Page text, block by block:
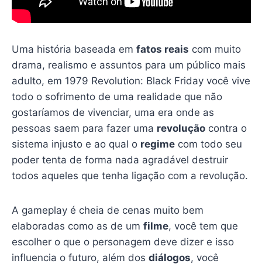
Uma história baseada em fatos reais com muito
drama, realismo e assuntos para um público mais
adulto, em 1979 Revolution: Black Friday você vive
todo o sofrimento de uma realidade que não
gostaríamos de vivenciar, uma era onde as
pessoas saem para fazer uma revoluçãocontra o
sistema injusto e ao qual o regimecom todo seu
poder tenta de forma nada agradável destruir
todos aqueles que tenha ligação com a revolução.
A gameplay é cheia de cenas muito bem
elaboradas como as de um filme, você tem que
escolher o que o personagem deve dizer e isso
influencia o futuro, além dos diálogos, você